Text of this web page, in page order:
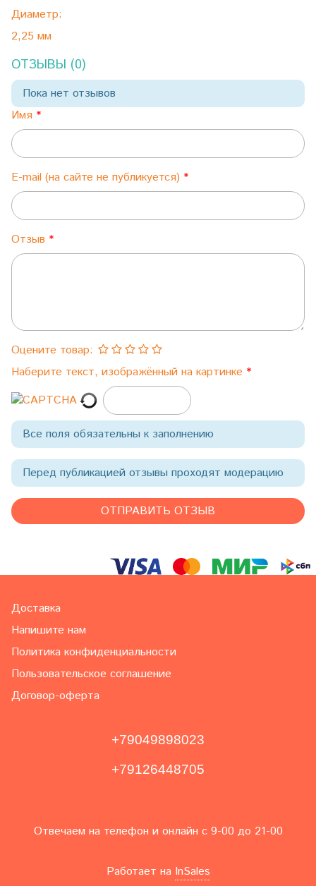
Диаметр:
2,25 мм
ОТЗЫВЫ (0)
Пока нет отзывов
Имя
E-mail (на сайте не публикуется)
Отзыв
Оцените товар:
Наберите текст, изображённый на картинке
Все поля обязательны к заполнению
Перед публикацией отзывы проходят модерацию
Доставка
Напишите нам
Политика конфиденциальности
Пользовательское соглашение
Договор-оферта
+79049898023
+79126448705
Отвечаем на телефон и онлайн с 9-00 до 21-00
Работает на InSales